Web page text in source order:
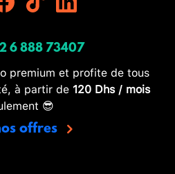
6 888 73407
premium et profite de tous
à partir de 120 Dhs / mois
😎
offres